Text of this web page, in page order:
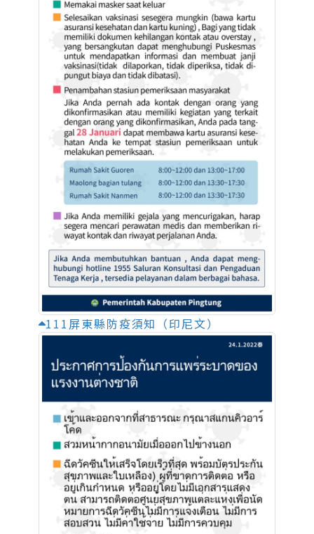
111屏東縣防疫須知（印尼文）